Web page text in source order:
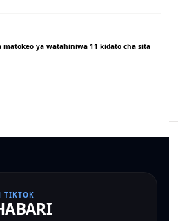
ya watahiniwa 11 kidato cha sita
TIKTOK